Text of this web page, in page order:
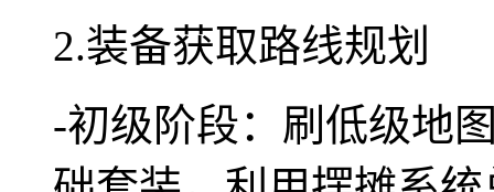
2.装备获取路线规划
-初级阶段：刷低级地